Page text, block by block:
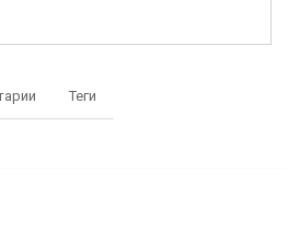
Теги